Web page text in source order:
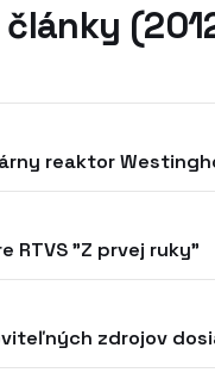
reaktor
RTVS "Z prvej ruky"
zdrojov